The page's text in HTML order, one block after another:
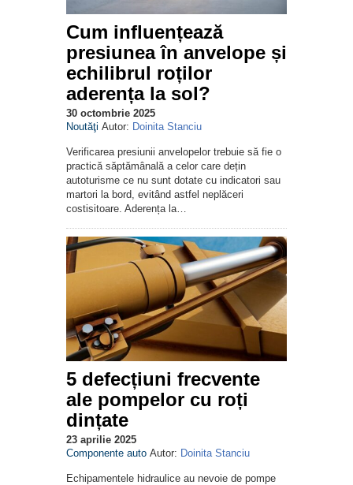
Cum influențează
presiunea în anvelope și
echilibrul roților
aderența la sol?
30 octombrie 2025
Noutăţi Autor: Doinita Stanciu
Verificarea presiunii anvelopelor trebuie să fie o
practică săptămânală a celor care dețin
autoturisme ce nu sunt dotate cu indicatori sau
martori la bord, evitând astfel neplăceri
costisitoare. Aderența la…
5 defecțiuni frecvente
ale pompelor cu roți
dințate
23 aprilie 2025
Componente auto Autor: Doinita Stanciu
Echipamentele hidraulice au nevoie de pompe